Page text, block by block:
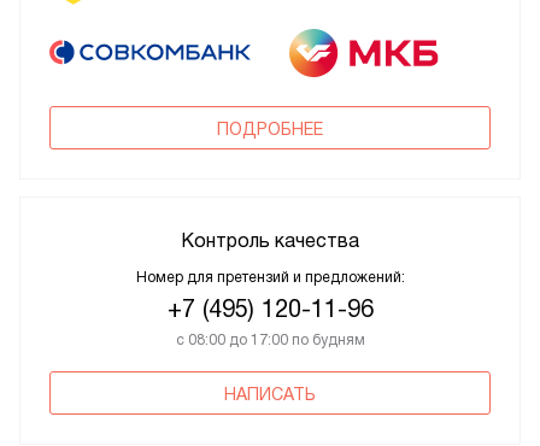
ПОДРОБНЕЕ
Контроль качества
Номер для претензий и предложений:
+7 (495) 120-11-96
с 08:00 до 17:00 по будням
НАПИСАТЬ